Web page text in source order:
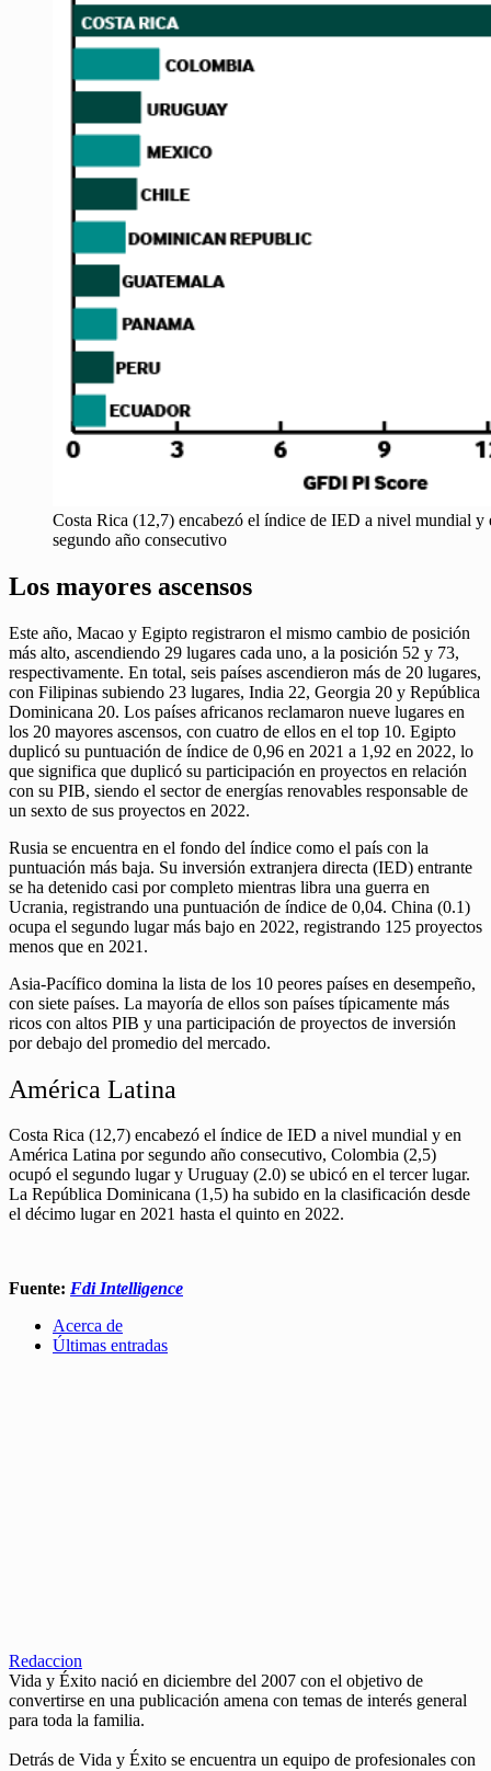
Costa Rica (12,7) encabezó el índice de IED a nivel mundial
segundo año consecutivo
Los mayores ascensos
Este año, Macao y Egipto registraron el mismo cambio de posición
más alto, ascendiendo 29 lugares cada uno, a la posición 52 y 73,
respectivamente. En total, seis países ascendieron más de 20 lugares,
con Filipinas subiendo 23 lugares, India 22, Georgia 20 y República
Dominicana 20. Los países africanos reclamaron nueve lugares en
los 20 mayores ascensos, con cuatro de ellos en el top 10. Egipto
duplicó su puntuación de índice de 0,96 en 2021 a 1,92 en 2022, lo
que significa que duplicó su participación en proyectos en relación
con su PIB, siendo el sector de energías renovables responsable de
un sexto de sus proyectos en 2022.
Rusia se encuentra en el fondo del índice como el país con la
puntuación más baja. Su inversión extranjera directa (IED) entrante
se ha detenido casi por completo mientras libra una guerra en
Ucrania, registrando una puntuación de índice de 0,04. China (0.1)
ocupa el segundo lugar más bajo en 2022, registrando 125 proyectos
menos que en 2021.
Asia-Pacífico domina la lista de los 10 peores países en desempeño,
con siete países. La mayoría de ellos son países típicamente más
ricos con altos PIB y una participación de proyectos de inversión
por debajo del promedio del mercado.
América Latina
Costa Rica (12,7) encabezó el índice de IED a nivel mundial y en
América Latina por segundo año consecutivo, Colombia (2,5)
ocupó el segundo lugar y Uruguay (2.0) se ubicó en el tercer lugar.
La República Dominicana (1,5) ha subido en la clasificación desde
el décimo lugar en 2021 hasta el quinto en 2022.
Fuente: Fdi Intelligence
Acerca de
Últimas entradas
Redaccion
Vida y Éxito nació en diciembre del 2007 con el objetivo de
convertirse en una publicación amena con temas de interés general
para toda la familia.
Detrás de Vida y Éxito se encuentra un equipo de profesionales con